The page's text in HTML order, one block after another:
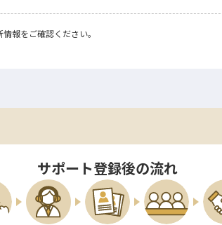
報をご確認ください。
サポート登録後の流れ